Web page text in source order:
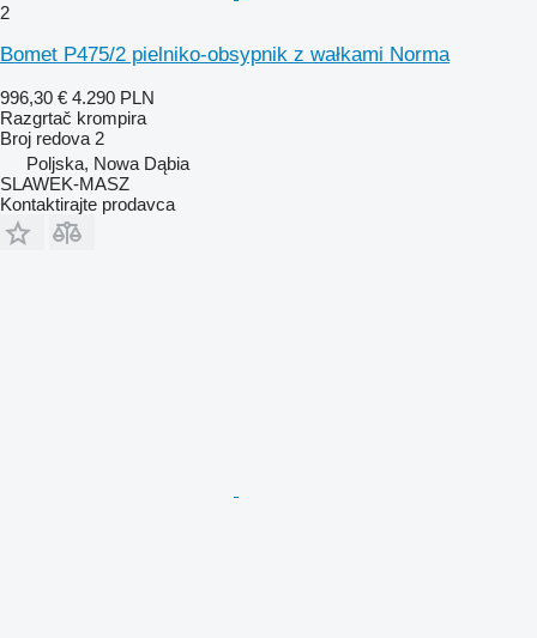
2
Bomet P475/2 pielniko-obsypnik z wałkami Norma
996,30 € 4.290 PLN
Razgrtač krompira
Broj redova 2
Poljska, Nowa Dąbia
SLAWEK-MASZ
Kontaktirajte prodavca